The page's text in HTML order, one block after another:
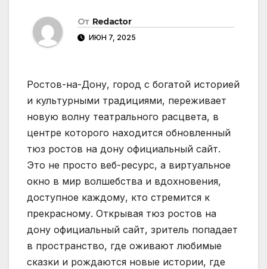
От Redactor
ИЮН 7, 2025
Ростов-на-Дону, город с богатой историей
и культурными традициями, переживает
новую волну театрального расцвета, в
центре которого находится обновленный
тюз ростов на дону официальный сайт.
Это не просто веб-ресурс, а виртуальное
окно в мир волшебства и вдохновения,
доступное каждому, кто стремится к
прекрасному. Открывая тюз ростов на
дону официальный сайт, зритель попадает
в пространство, где оживают любимые
сказки и рождаются новые истории, где